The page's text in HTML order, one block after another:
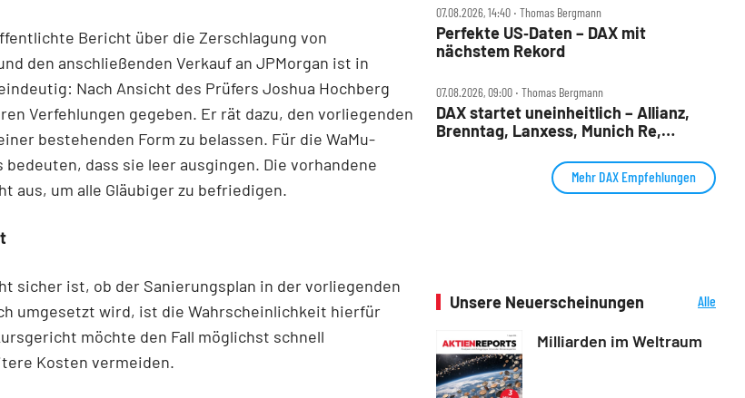
Bericht über die Zerschlagung von
den anschließenden Verkauf an JPMorgan ist in
Nach Ansicht des Prüfers Joshua Hochberg
Verfehlungen gegeben. Er rät dazu, den vorliegenden
bestehenden Form zu belassen. Für die WaMu-
bedeuten, dass sie leer ausgingen. Die vorhandene
aus, um alle Gläubiger zu befriedigen.
sicher ist, ob der Sanierungsplan in der vorliegenden
umgesetzt wird, ist die Wahrscheinlichkeit hierfür
möchte den Fall möglichst schnell
Kosten vermeiden.
07.08.2026, 14:40 ‧ Thomas Bergmann
Perfekte US‑Daten – DAX mit
nächstem Rekord
07.08.2026, 09:00 ‧ Thomas Bergmann
DAX startet uneinheitlich – Allianz,
Brenntag, Lanxess, Munich Re,
Mehr DAX Empfehlungen
Unsere Neuerscheinungen
Alle
Milliarden im Weltraum